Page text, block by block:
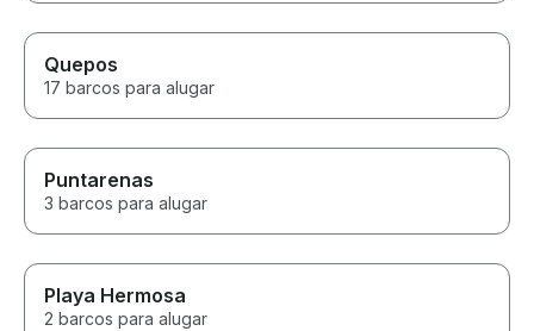
Quepos
17 barcos para alugar
Puntarenas
3 barcos para alugar
Playa Hermosa
2 barcos para alugar